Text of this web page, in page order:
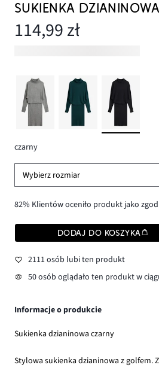
SUKIENKA DZIANINOWA
114,99 zł
czarny
Wybierz rozmiar
82% Klientów oceniło produkt jako
DODAJ DO KOSZYKA
2111 osób lubi ten produkt
50 osób oglądało ten produkt w
Informacje o produkcie
Sukienka dzianinowa czarny
Stylowa sukienka dzianinowa z golfem.